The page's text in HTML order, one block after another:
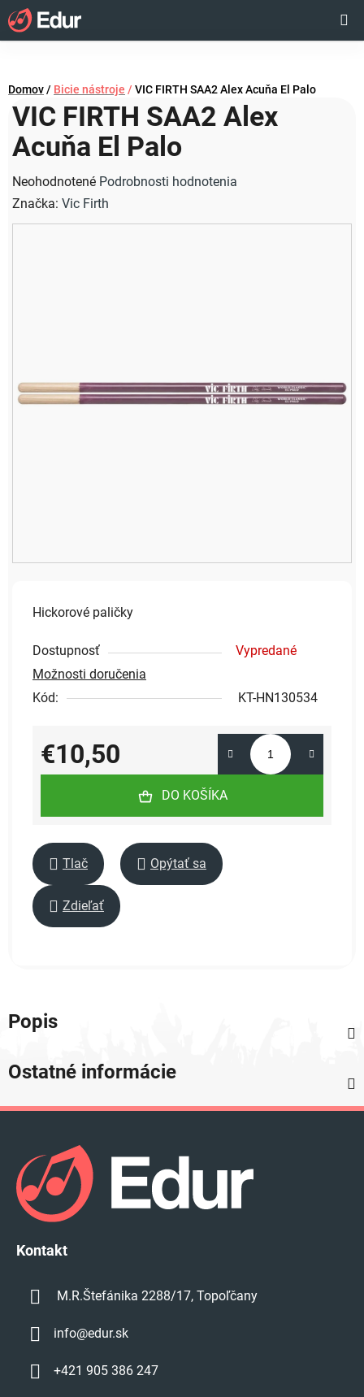
Prejsť
na
obsah
KOŠÍK
Domov/ Bicie nástroje / VIC FIRTH SAA2 Alex Acuňa El Palo
Hickorové paličky
Dostupnosť
Vypredané
Možnosti doručenia
Kód:
KT-HN130534
€10,50
Jednotková cena:
DO KOŠÍKA
Tlač Opýtať sa
Zdieľať
VIC FIRTH SAA2 Alex
Acuňa El Palo
Priemerné
hodnotenie
produktu
Neohodnotené Podrobnosti hodnotenia
Značka: Vic Firth
Popis
Ostatné informácie
Kontakt
M.R.Štefánika 2288/17, Topoľčany
info@edur.sk
+421 905 386 247